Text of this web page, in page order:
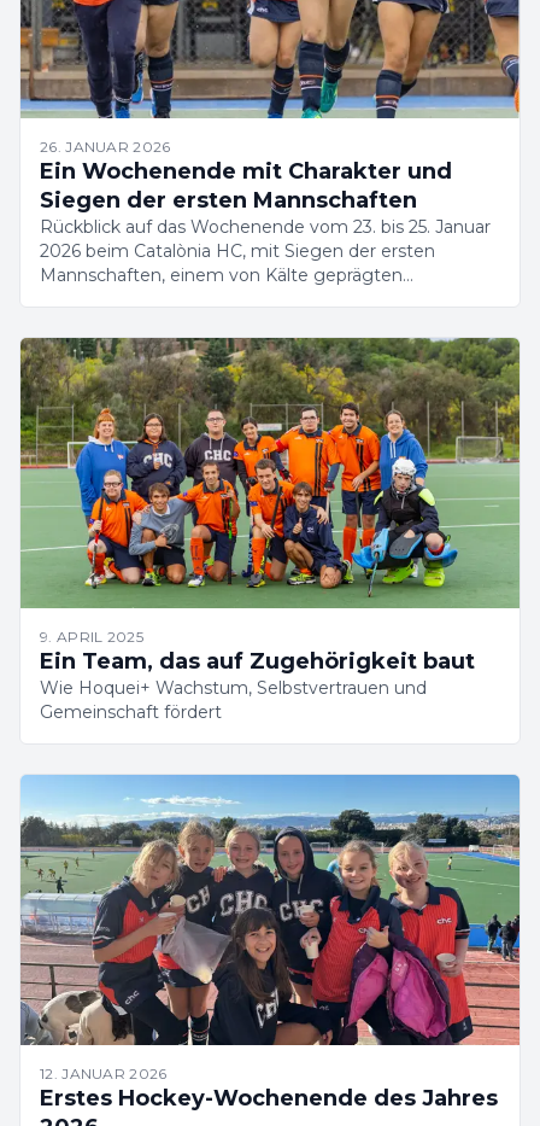
26. JANUAR 2026
Ein Wochenende mit Charakter und
Siegen der ersten Mannschaften
Rückblick auf das Wochenende vom 23. bis 25. Januar
2026 beim Catalònia HC, mit Siegen der ersten
Mannschaften, einem von Kälte geprägten
9. APRIL 2025
Ein Team, das auf Zugehörigkeit baut
Wie Hoquei+ Wachstum, Selbstvertrauen und
Gemeinschaft fördert
12. JANUAR 2026
Erstes Hockey-Wochenende des Jahres